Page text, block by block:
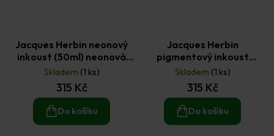
Jacques Herbin neonový
inkoust (50ml) neonová
žlutá
Skladem (1 ks)
315 Kč
Do košíku
Jacques Herbin
pigmentový inkoust
(50ml) bílá
Skladem (1 ks)
315 Kč
Do košíku